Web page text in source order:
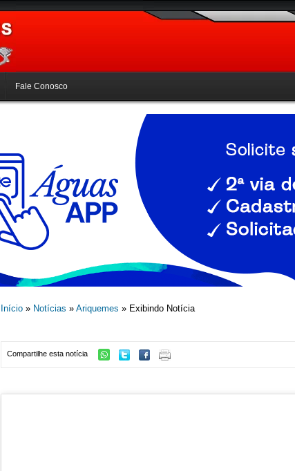
Fale Conosco
Início» Notícias » Ariquemes » Exibindo Notícia
Compartilhe esta notícia